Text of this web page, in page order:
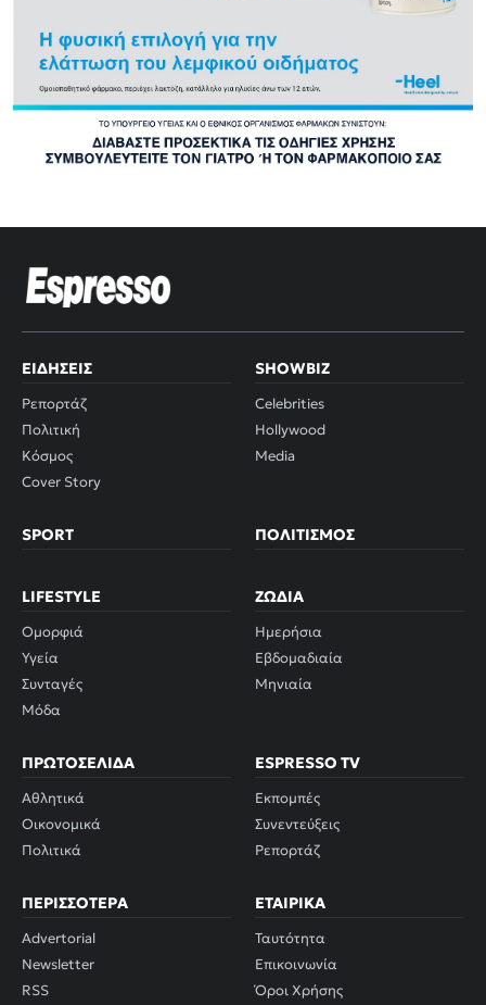
ΕΙΔΉΣΕΙΣ
Ρεπορτάζ
Πολιτική
Κόσμος
Cover Story
SHOWBIZ
Celebrities
Hollywood
Media
SPORT ΠΟΛΙΤΙΣΜΌΣ
LIFESTYLE
Ομορφιά
Υγεία
Συνταγές
Μόδα
ΖΏΔΙΑ
Ημερήσια
Εβδομαδιαία
Μηνιαία
ΠΡΩΤΟΣΈΛΙΔΑ
Αθλητικά
Οικονομικά
Πολιτικά
ESPRESSO TV
Εκπομπές
Συνεντεύξεις
Ρεπορτάζ
ΠΕΡΙΣΣΌΤΕΡΑ
Advertorial
Newsletter
RSS
ΕΤΑΙΡΙΚΆ
Ταυτότητα
Επικοινωνία
Όροι Χρήσης